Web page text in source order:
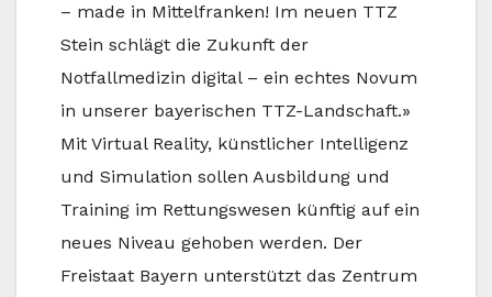
– made in Mittelfranken! Im neuen TTZ
Stein schlägt die Zukunft der
Notfallmedizin digital – ein echtes Novum
in unserer bayerischen TTZ-Landschaft.»
Mit Virtual Reality, künstlicher Intelligenz
und Simulation sollen Ausbildung und
Training im Rettungswesen künftig auf ein
neues Niveau gehoben werden. Der
Freistaat Bayern unterstützt das Zentrum